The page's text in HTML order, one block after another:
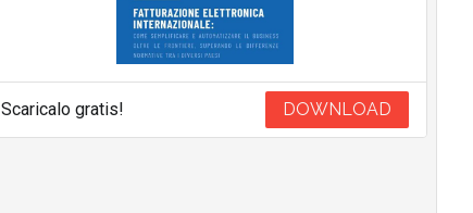
Scaricalo gratis! DOWNLOAD